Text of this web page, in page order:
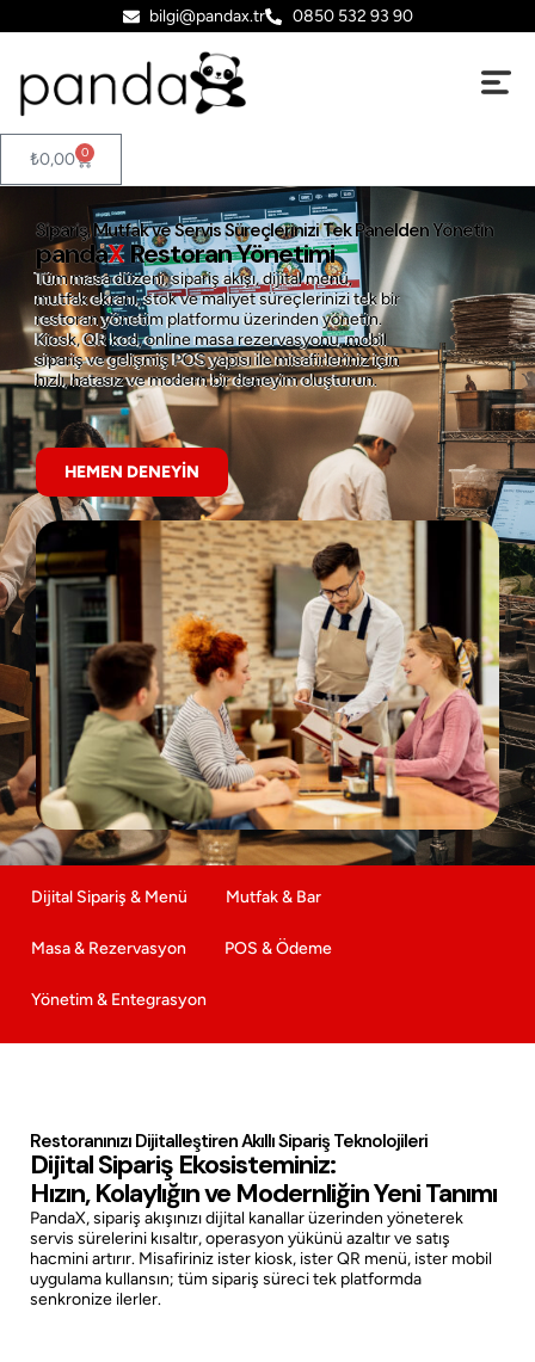
bilgi@pandax.tr 0850 532 93 90
₺0,00 0
Sipariş, Mutfak ve Servis Süreçlerinizi Tek Panelden Yönetin
Tüm masa düzeni, sipariş akışı, dijital menü,
mutfak ekranı, stok ve maliyet süreçlerinizi tek bir
restoran yönetim platformu üzerinden yönetin.
Kiosk, QR kod, online masa rezervasyonu, mobil
sipariş ve gelişmiş POS yapısı ile misafirleriniz için
hızlı, hatasız ve modern bir deneyim oluşturun.
pandaXRestoran Yönetimi
HEMEN DENEYİN
Dijital Sipariş & Menü Mutfak & Bar
Masa & Rezervasyon POS & Ödeme
Yönetim & Entegrasyon
Restoranınızı Dijitalleştiren Akıllı Sipariş Teknolojileri
Dijital Sipariş Ekosisteminiz:
Hızın, Kolaylığın ve Modernliğin Yeni Tanımı
PandaX, sipariş akışınızı dijital kanallar üzerinden yöneterek
servis sürelerini kısaltır, operasyon yükünü azaltır ve satış
hacmini artırır. Misafiriniz ister kiosk, ister QR menü, ister mobil
uygulama kullansın; tüm sipariş süreci tek platformda
senkronize ilerler.